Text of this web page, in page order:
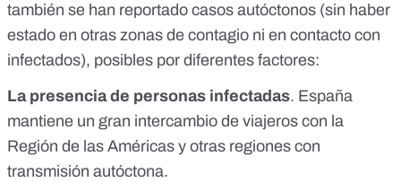
también se han reportado casos autóctonos (sin haber
estado en otras zonas de contagio ni en contacto con
infectados), posibles por diferentes factores:
La presencia de personas infectadas. España
mantiene un gran intercambio de viajeros con la
Región de las Américas y otras regiones con
transmisión autóctona.